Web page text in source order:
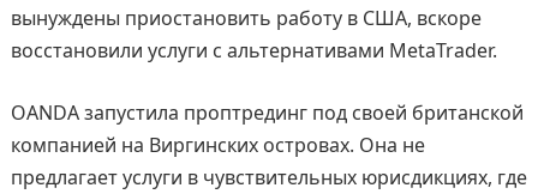
вынуждены приостановить работу в США, вскоре
восстановили услуги с альтернативами MetaTrader.
OANDA запустила проптрединг под своей британской
компанией на Виргинских островах. Она не
предлагает услуги в чувствительных юрисдикциях, где